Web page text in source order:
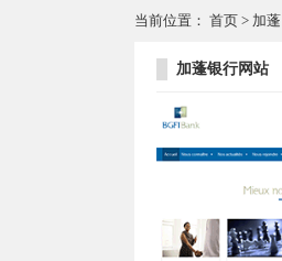
当前位置： 首页 > 加蓬
加蓬银行网站